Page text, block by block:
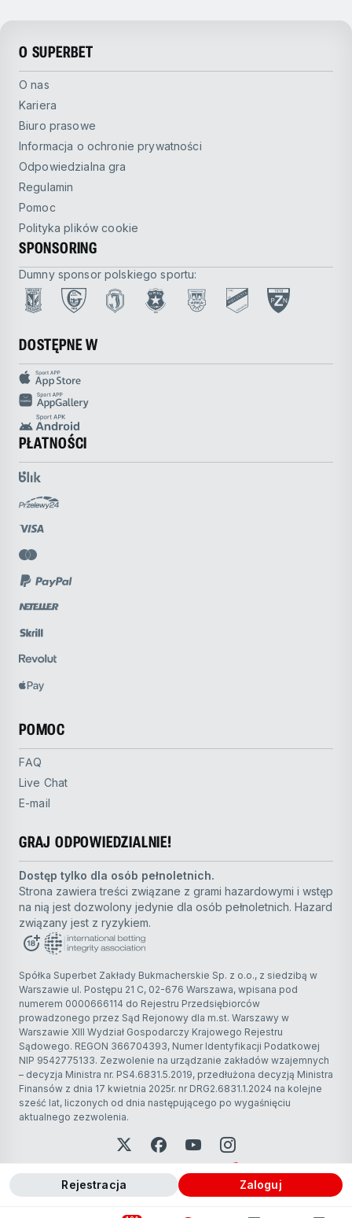
Rejestracja zaloguj
O SUPERBET
O nas
Kariera
Biuro prasowe
Informacja o ochronie prywatności
Odpowiedzialna gra
Regulamin
Pomoc
Polityka plików cookie
SPONSORING
Dumny sponsor polskiego sportu:
DOSTĘPNE W
PŁATNOŚCI
POMOC
FAQ
Live Chat
E-mail
GRAJ ODPOWIEDZIALNIE!
Dostęp tylko dla osób pełnoletnich.
Strona zawiera treści związane z grami hazardowymi i wstęp
na nią jest dozwolony jedynie dla osób pełnoletnich. Hazard
związany jest z ryzykiem.
Spółka Superbet Zakłady Bukmacherskie Sp. z o.o., z siedzibą w
Warszawie ul. Postępu 21 C, 02-676 Warszawa, wpisana pod
numerem 0000666114 do Rejestru Przedsiębiorców
prowadzonego przez Sąd Rejonowy dla m.st. Warszawy w
Warszawie XIII Wydział Gospodarczy Krajowego Rejestru
Sądowego. REGON 366704393, Numer Identyfikacji Podatkowej
NIP 9542775133. Zezwolenie na urządzanie zakładów wzajemnych
– decyzja Ministra nr. PS4.6831.5.2019, przedłużona decyzją Ministra
Finansów z dnia 17 kwietnia 2025r. nr DRG2.6831.1.2024 na kolejne
sześć lat, liczonych od dnia następującego po wygaśnięciu
aktualnego zezwolenia.